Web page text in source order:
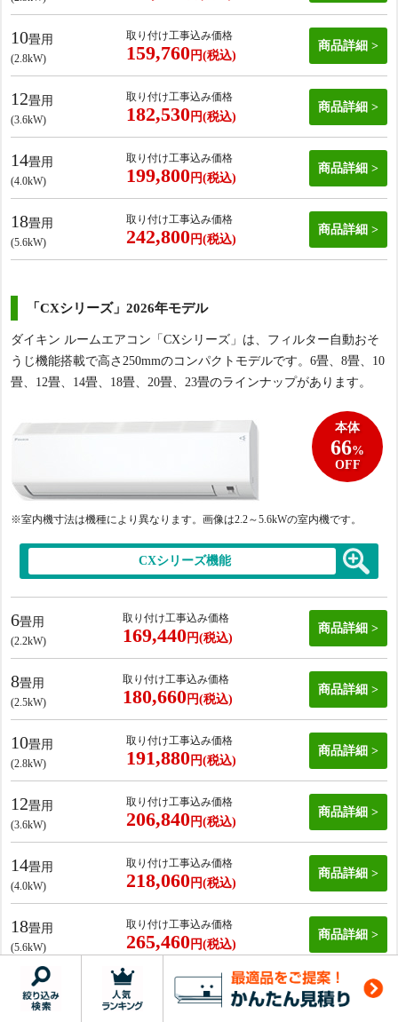
10畳用
(2.8kW)
取り付け工事込み価格
159,760 円(税込)
商品詳細
12畳用
(3.6kW)
取り付け工事込み価格
182,530 円(税込)
商品詳細
14畳用
(4.0kW)
取り付け工事込み価格
199,800 円(税込)
商品詳細
18畳用
(5.6kW)
取り付け工事込み価格
242,800 円(税込)
商品詳細
「CXシリーズ」2026年モデル
ダイキン ルームエアコン「CXシリーズ」は、フィルター自動おそ
うじ機能搭載で高さ250mmのコンパクトモデルです。6畳、8畳、10
畳、12畳、14畳、18畳、20畳、23畳のラインナップがあります。
※室内機寸法は機種により異なります。画像は2.2～5.6kWの室内機です。
本体
66%
OFF
CXシリーズ機能
6畳用
(2.2kW)
取り付け工事込み価格
169,440 円(税込)
商品詳細
8畳用
(2.5kW)
取り付け工事込み価格
180,660 円(税込)
商品詳細
10畳用
(2.8kW)
取り付け工事込み価格
191,880 円(税込)
商品詳細
12畳用
(3.6kW)
取り付け工事込み価格
206,840 円(税込)
商品詳細
14畳用
(4.0kW)
取り付け工事込み価格
218,060 円(税込)
商品詳細
18畳用
(5.6kW)
取り付け工事込み価格
265,460 円(税込)
商品詳細
20畳用
(6.3kW)
取り付け工事込み価格
295,380円(税込)
商品詳細